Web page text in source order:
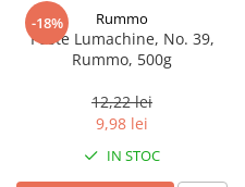
-18% Rummo
Paste Lumachine, No. 39,
Rummo, 500g
12,22 lei
9,98 lei
IN STOC